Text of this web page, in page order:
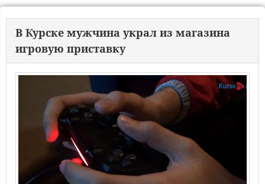
В Курске мужчина украл из магазина
игровую приставку